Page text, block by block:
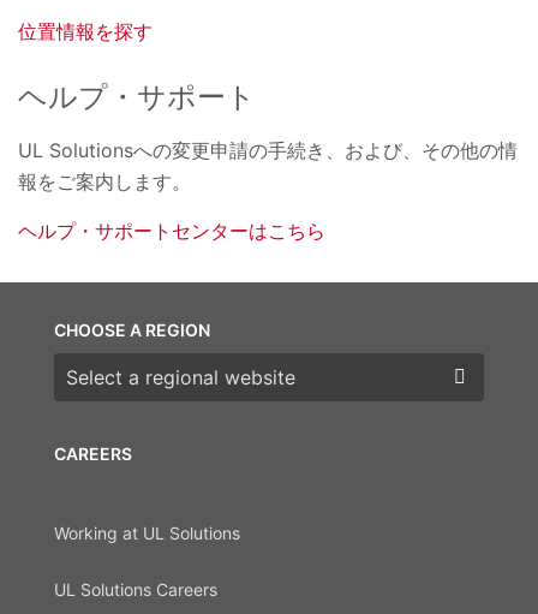
位置情報を探す
ヘルプ・サポート
UL Solutionsへの変更申請の手続き、および、その他の情
報をご案内します。
ヘルプ・サポートセンターはこちら
CAREERS
Working at UL Solutions
UL Solutions Careers
CHOOSE A REGION
Choose a region